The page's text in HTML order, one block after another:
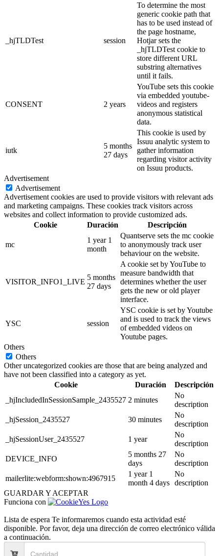
_hjTLDTest session
To determine the most
generic cookie path that
has to be used instead of
the page hostname,
Hotjar sets the
_hjTLDTest cookie to
store different URL
substring alternatives
until it fails.
CONSENT 2 years
YouTube sets this cookie
via embedded youtube-
videos and registers
anonymous statistical
data.
iutk
5 months
27 days
This cookie is used by
Issuu analytic system to
gather information
regarding visitor activity
on Issuu products.
Advertisement
Advertisement
Advertisement cookies are used to provide visitors with relevant ads
and marketing campaigns. These cookies track visitors across
websites and collect information to provide customized ads.
Cookie
Duración Descripción
mc
1 year 1
month
Quantserve sets the mc cookie
to anonymously track user
behaviour on the website.
VISITOR_INFO1_LIVE
5 months
27 days
A cookie set by YouTube to
measure bandwidth that
determines whether the user
gets the new or old player
interface.
YSC session
YSC cookie is set by Youtube
and is used to track the views
of embedded videos on
Youtube pages.
Others
Others
Other uncategorized cookies are those that are being analyzed and
have not been classified into a category as yet.
Cookie
Duración
Descripción
_hjIncludedInSessionSample_2435527 2 minutes
No
description
_hjSession_2435527
30 minutes
No
description
_hjSessionUser_2435527
1 year
No
description
DEVICE_INFO
5 months 27
days
No
description
mailerlite:webform:shown:4967915
1 year 1
month 4 days
No
description
GUARDAR Y ACEPTAR
Funciona con
Lista de espera Te informaremos cuando esta actividad esté
disponible. Por favor, deja una dirección de correo electrónico válida
a continuación.